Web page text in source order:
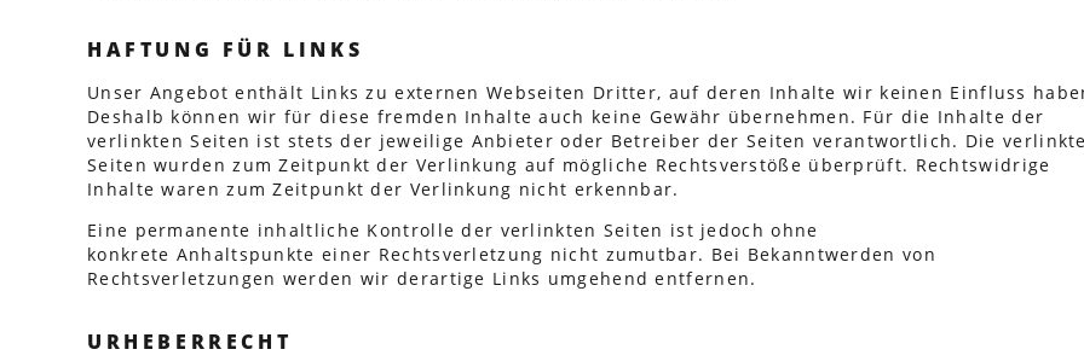
HAFTUNG FÜR LINKS
Unser Angebot enthält Links zu externen Webseiten Dritter, auf deren Inhalte wir keinen Einfluss
Deshalb können wir für diese fremden Inhalte auch keine Gewähr übernehmen. Für die Inhalte der
verlinkten Seiten ist stets der jeweilige Anbieter oder Betreiber der Seiten verantwortlich. Die
Seiten wurden zum Zeitpunkt der Verlinkung auf mögliche Rechtsverstöße überprüft. Rechtswidrige
Inhalte waren zum Zeitpunkt der Verlinkung nicht erkennbar.
Eine permanente inhaltliche Kontrolle der verlinkten Seiten ist jedoch ohne
konkrete Anhaltspunkte einer Rechtsverletzung nicht zumutbar. Bei Bekanntwerden von
Rechtsverletzungen werden wir derartige Links umgehend entfernen.
URHEBERRECHT